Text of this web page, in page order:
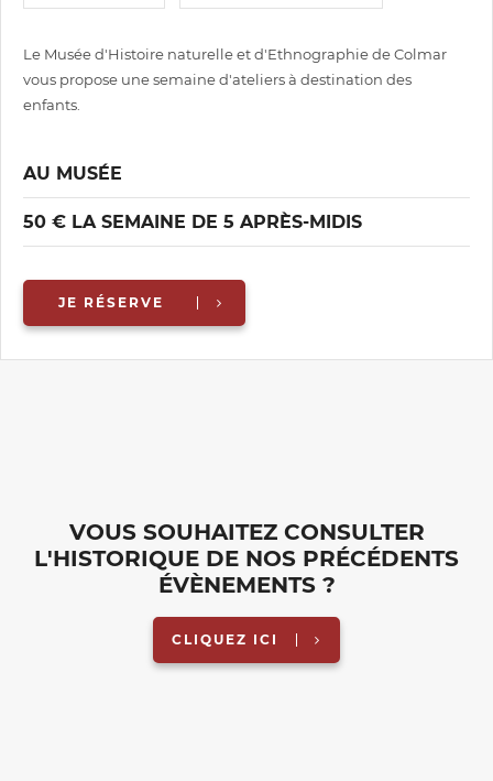
Le Musée d'Histoire naturelle et d'Ethnographie de Colmar
vous propose une semaine d'ateliers à destination des
enfants.
AU MUSÉE
50 € LA SEMAINE DE 5 APRÈS-MIDIS
JE RÉSERVE
VOUS SOUHAITEZ CONSULTER
L'HISTORIQUE DE NOS PRÉCÉDENTS
ÉVÈNEMENTS ?
CLIQUEZ ICI